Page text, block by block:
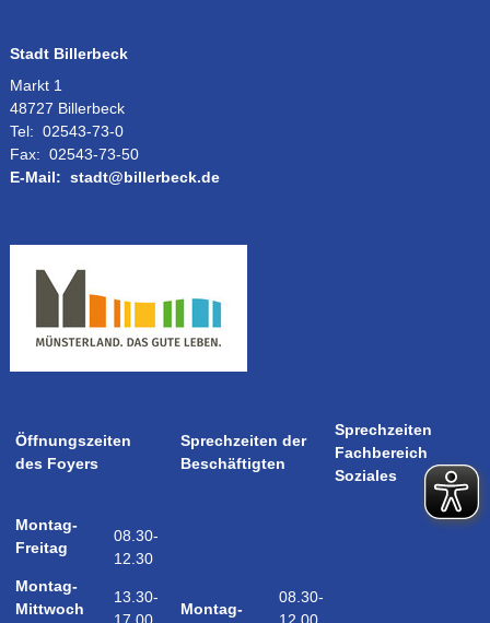
Stadt Billerbeck
Markt 1
48727 Billerbeck
Tel: 02543-73-0
Fax: 02543-73-50
E-Mail: stadt@billerbeck.de
Öffnungszeiten
des Foyers
Sprechzeiten der
Beschäftigten
Sprechzeiten
Fachbereich
Soziales
Montag-
Freitag
Montag-
Mittwoch
08.30-
12.30
13.30-
Montag-
08.30-
12.00